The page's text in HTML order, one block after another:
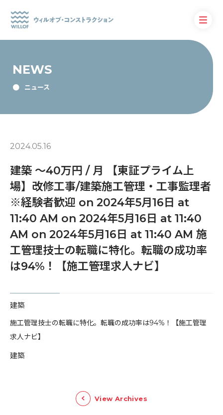
NEWS
ニュース
2024.05.16
建築 〜40万円 / 月 【東証プライム上
場】改修工事/建築施工管理・工事監理者
※経験者歓迎 on 2024年5月16日 at
11:40 AM on 2024年5月16日 at 11:40
AM on 2024年5月16日 at 11:40 AM 施
工管理技士の転職に特化。転職の成功率
は94%！【施工管理求人ナビ】
建築
​施工管理技士の転職に特化。転職の成功率は94%！【施工管理
求人ナビ】
建築
View Archives